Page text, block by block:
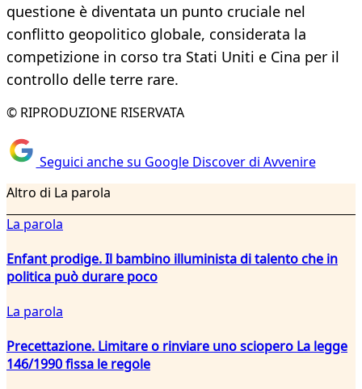
questione è diventata un punto cruciale nel
conflitto geopolitico globale, considerata la
competizione in corso tra Stati Uniti e Cina per il
controllo delle terre rare.
© RIPRODUZIONE RISERVATA
Seguici anche su Google Discover di Avvenire
Altro di La parola
La parola
Enfant prodige. Il bambino illuminista di talento che in
politica può durare poco
La parola
Precettazione. Limitare o rinviare uno sciopero La legge
146/1990 fissa le regole